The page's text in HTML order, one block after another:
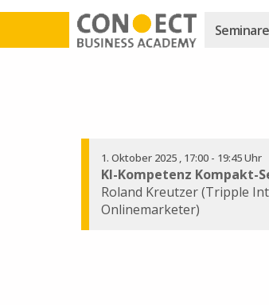
Zum
Seminare
1. Oktober 2025 17:00 - 19:45 Uhr
KI-Kompetenz Kompakt-
Roland Kreutzer(Tripple
Onlinemarketer)